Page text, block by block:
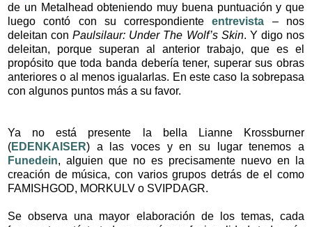
de un Metalhead obteniendo muy buena puntuación y que
luego contó con su correspondienteentrevista – nos
deleitan conPaulsilaur: Under The Wolf’s Skin. Y digo nos
deleitan, porque superan al anterior trabajo, que es el
propósito que toda banda debería tener, superar sus obras
anteriores o al menos igualarlas. En este caso la sobrepasa
con algunos puntos más a su favor.
Ya no está presente la bella Lianne Krossburner
(EDENKAISER) a las voces y en su lugar tenemos a
Funedein, alguien que no es precisamente nuevo en la
creación de música, con varios grupos detrás de el como
FAMISHGOD, MORKULV o SVIPDAGR.
Se observa una mayor elaboración de los temas, cada